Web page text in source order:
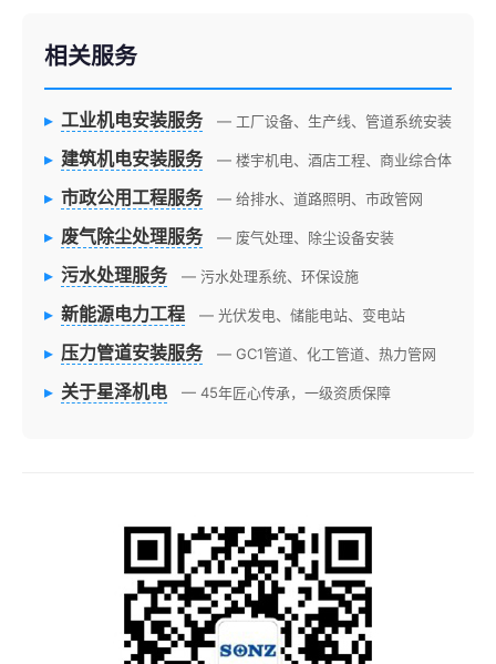
相关服务
▸ 工业机电安装服务 — 工厂设备、生产线、管道系统安装
▸ 建筑机电安装服务 — 楼宇机电、酒店工程、商业综合体
▸ 市政公用工程服务 — 给排水、道路照明、市政管网
▸ 废气除尘处理服务 — 废气处理、除尘设备安装
▸ 污水处理服务 — 污水处理系统、环保设施
▸ 新能源电力工程 — 光伏发电、储能电站、变电站
▸ 压力管道安装服务 — GC1管道、化工管道、热力管网
▸ 关于星泽机电 — 45年匠心传承，一级资质保障